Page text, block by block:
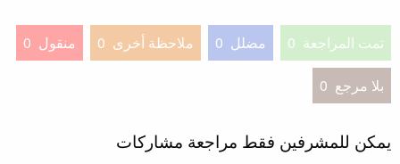
تمت المراجعة 0 مضلل 0 ملاحظة أخرى 0 منقول 0
بلا مرجع 0
يمكن للمشرفين فقط مراجعة مشاركات